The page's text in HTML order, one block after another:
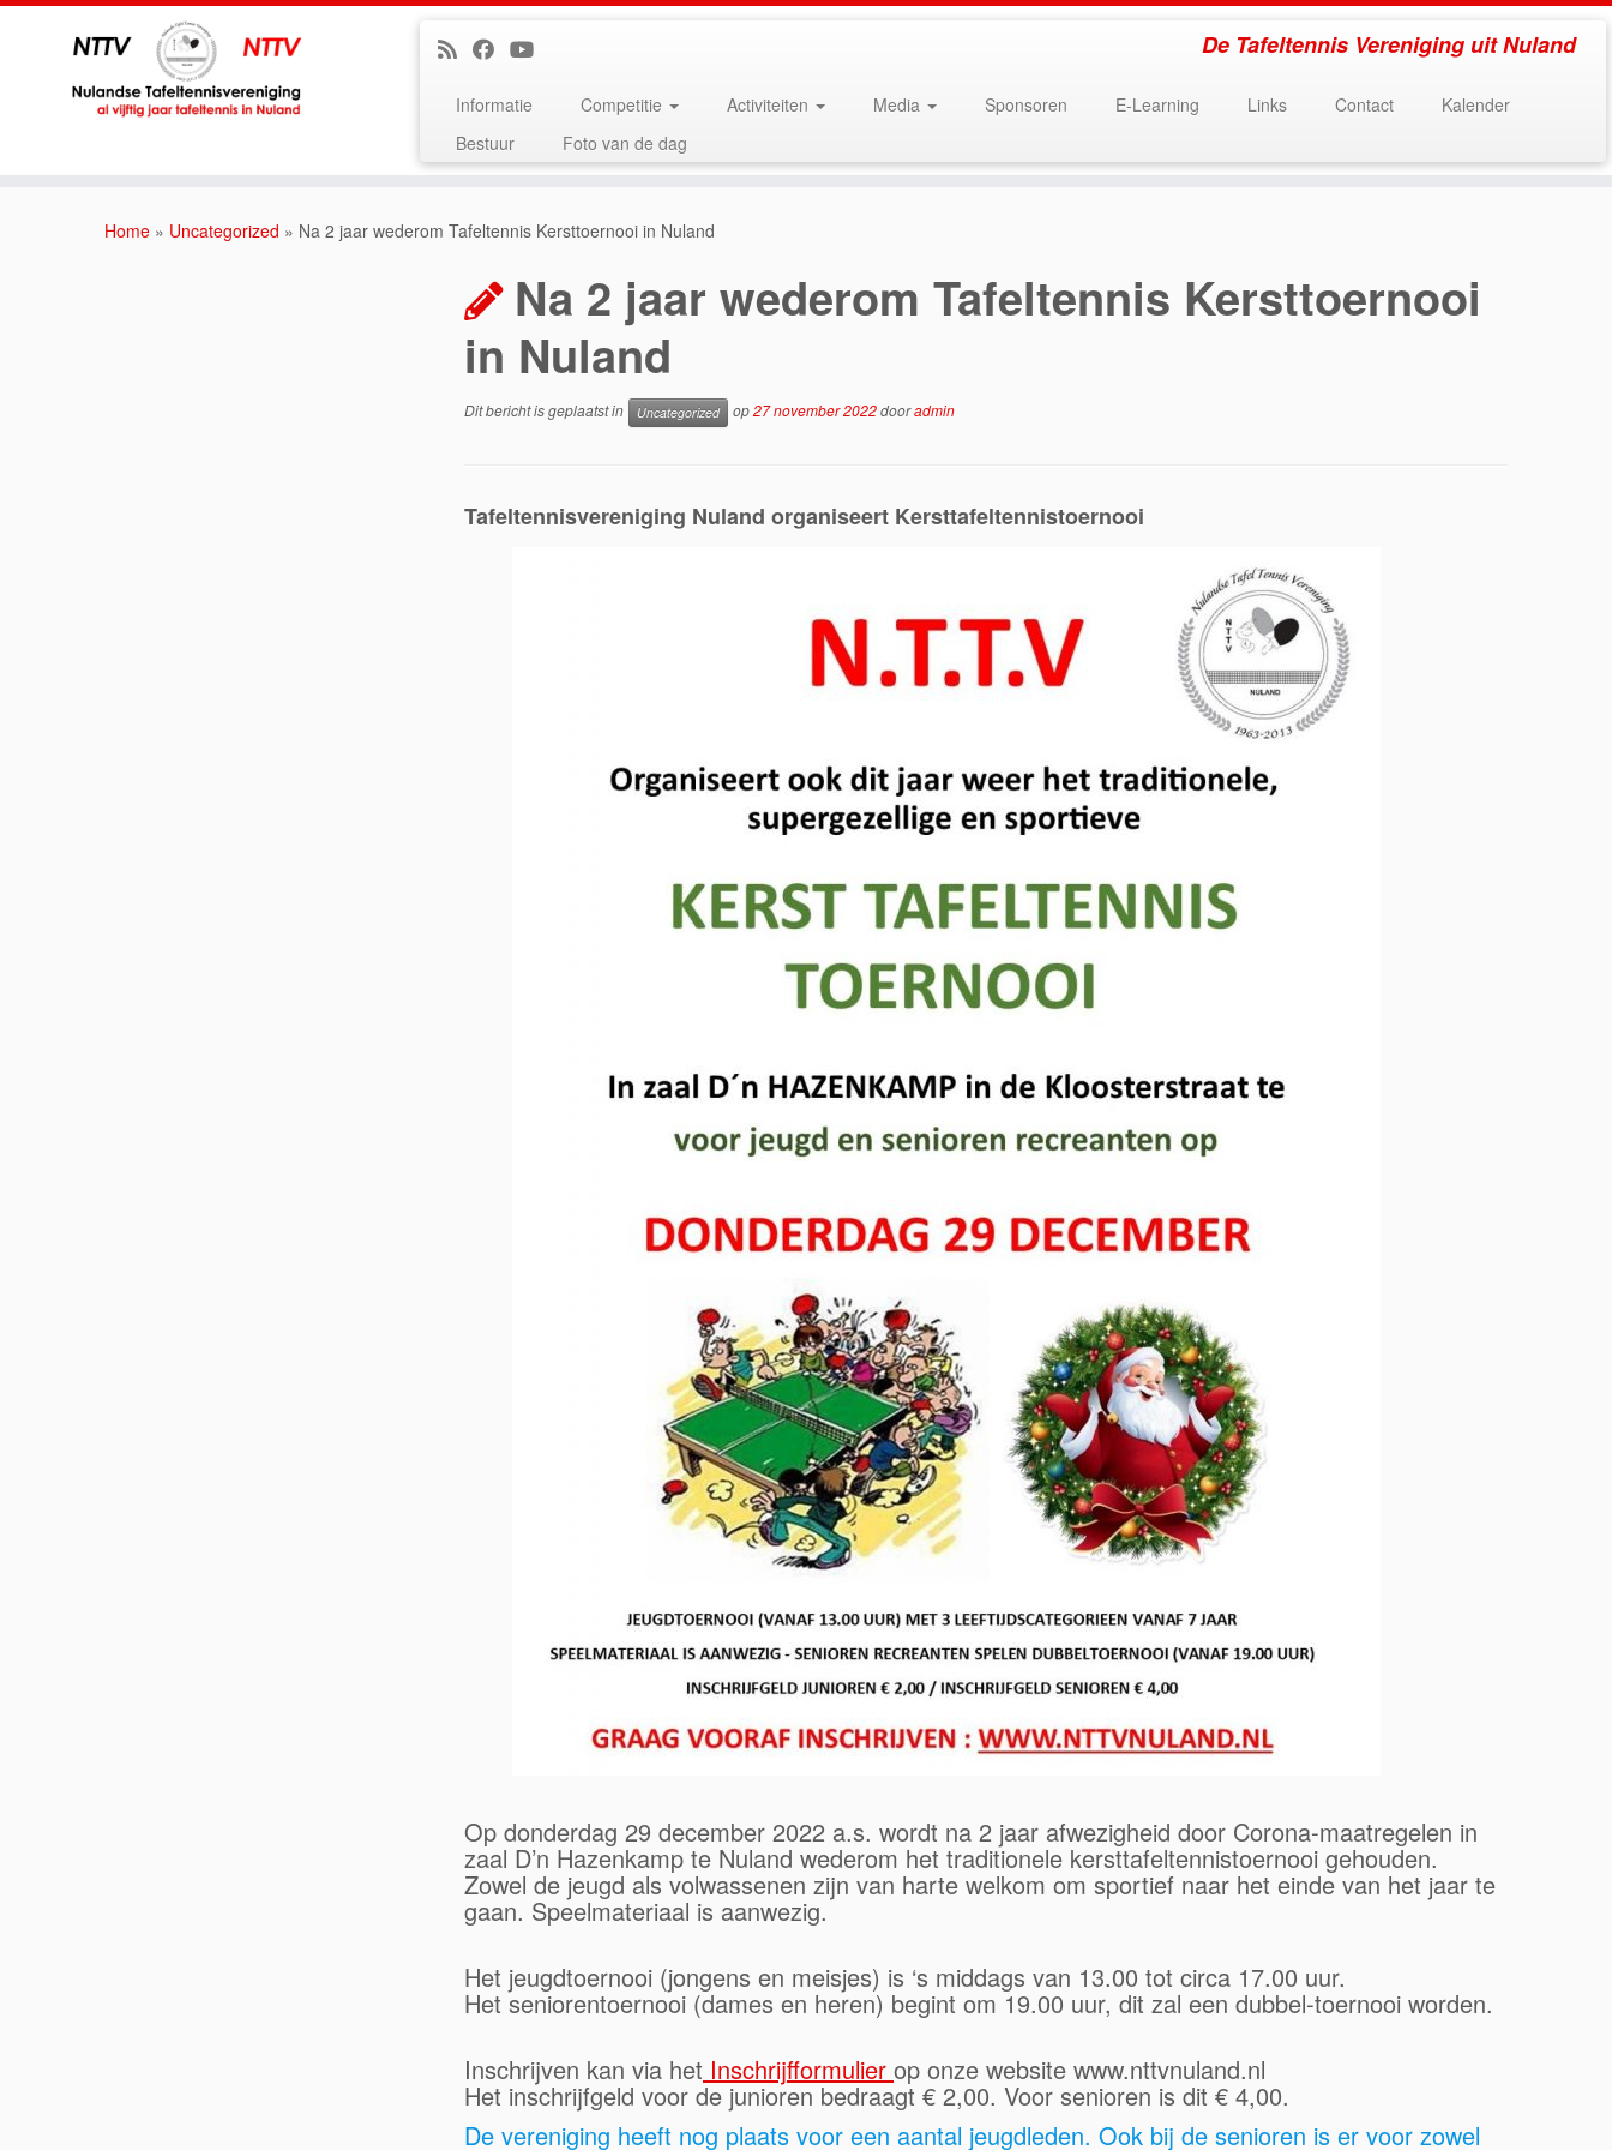
De Tafeltennis Vereniging uit Nuland
Informatie Competitie Activiteiten Media Sponsoren E-Learning Links Contact
Kalender
Bestuur
Foto van de dag
Home » Uncategorized » Na 2 jaar wederom Tafeltennis Kersttoernooi in Nuland
Na 2 jaar wederom Tafeltennis Kersttoernooi
in Nuland
Dit bericht is geplaatst in Uncategorized op27 november 2022dooradmin
Tafeltennisvereniging Nuland organiseert Kersttafeltennistoernooi
Op donderdag 29 december 2022 a.s. wordt na 2 jaar afwezigheid door Corona-maatregelen in
zaal D’n Hazenkamp te Nuland wederom het traditionele kersttafeltennistoernooi gehouden.
Zowel de jeugd als volwassenen zijn van harte welkom om sportief naar het einde van het jaar te
gaan. Speelmateriaal is aanwezig.
Het jeugdtoernooi (jongens en meisjes) is ‘s middags van 13.00 tot circa 17.00 uur.
Het seniorentoernooi (dames en heren) begint om 19.00 uur, dit zal een dubbel-toernooi worden.
Inschrijven kan via het Inschrijfformulier op onze website www.nttvnuland.nl
Het inschrijfgeld voor de junioren bedraagt € 2,00. Voor senioren is dit € 4,00.
De vereniging heeft nog plaats voor een aantal jeugdleden. Ook bij de senioren is er voor zowel